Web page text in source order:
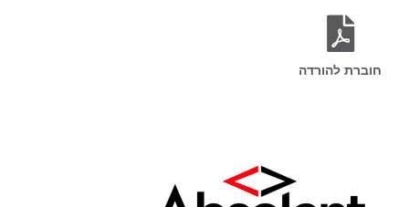
חוברת להורדה